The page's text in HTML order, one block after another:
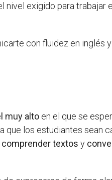
nivel exigido para trabajar
con fluidez en inglés
muy alto en el que se
que los estudiantes sean
comprender textos y